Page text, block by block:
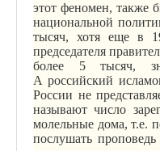
этот феномен, также
национальной
тысяч, хотя еще в
председателя
более 5 тысяч,
Ароссийский
России не
называют число
молельные дома, т.е.
послушать